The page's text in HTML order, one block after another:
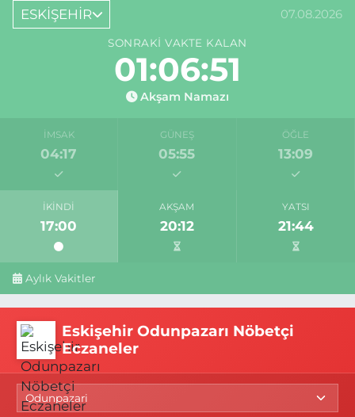
ESKİŞEHİR 07.08.2026
SONRAKI VAKTE KALAN
01:06:50
Akşam Namazı
İMSAK
04:17
GÜNEŞ
05:55
ÖĞLE
13:09
İKINDI
17:00
AKŞAM
20:12
YATSI
21:44
Aylık Vakitler
Eskişehir Odunpazarı Nöbetçi
Eczaneler